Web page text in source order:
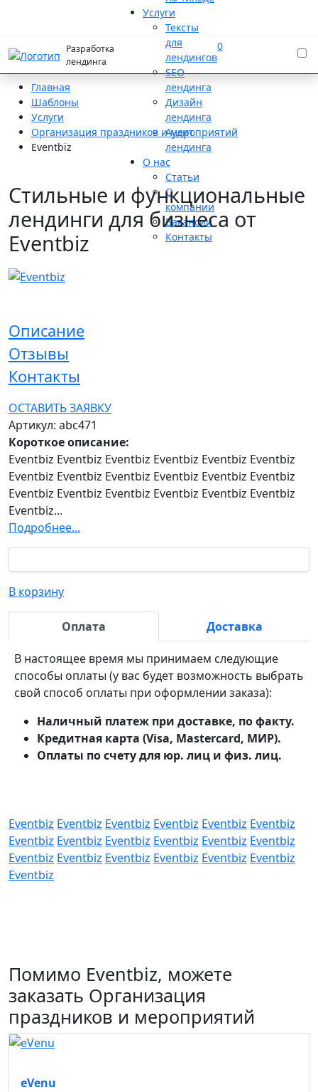
Разработка
лендинга
Услуги
Тексты
для
лендингов
SEO
лендинга
Дизайн
лендинга
Аудит
лендинга
О нас
Статьи
О
компании
Вакансии
Контакты
0
Главная
Шаблоны
Услуги
Организация праздников и мероприятий
Eventbiz
Стильные и функциональные
лендинги для бизнеса от
Eventbiz
Описание
Отзывы
Контакты
ОСТАВИТЬ ЗАЯВКУ
Артикул: abc471
Короткое описание:
Eventbiz Eventbiz Eventbiz Eventbiz Eventbiz Eventbiz
Eventbiz Eventbiz Eventbiz Eventbiz Eventbiz Eventbiz
Eventbiz Eventbiz Eventbiz Eventbiz Eventbiz Eventbiz
Eventbiz...
Подробнее...
В корзину
Оплата Доставка
В настоящее время мы принимаем следующие
способы оплаты (у вас будет возможность выбрать
свой способ оплаты при оформлении заказа):
Наличный платеж при доставке, по факту.
Кредитная карта (Visa, Mastercard, МИР).
Оплаты по счету для юр. лиц и физ. лиц.
Eventbiz Eventbiz Eventbiz Eventbiz Eventbiz Eventbiz
Eventbiz Eventbiz Eventbiz Eventbiz Eventbiz Eventbiz
Eventbiz Eventbiz Eventbiz Eventbiz Eventbiz Eventbiz
Eventbiz
Помимо Eventbiz, можете
заказать Организация
праздников и мероприятий
eVenu